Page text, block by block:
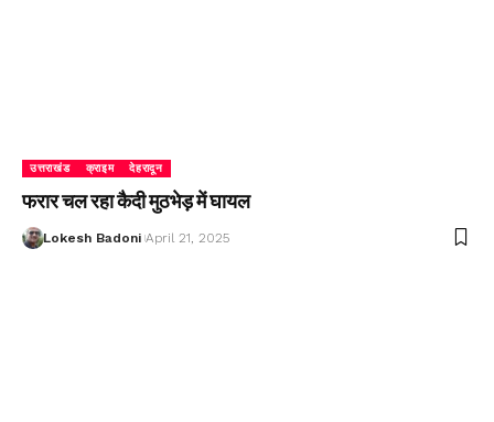
उत्तराखंड क्राइम देहरादून
फरार चल रहा कैदी मुठभेड़ में घायल
Lokesh Badoni April 21, 2025